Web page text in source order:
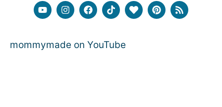
mommymade on YouTube